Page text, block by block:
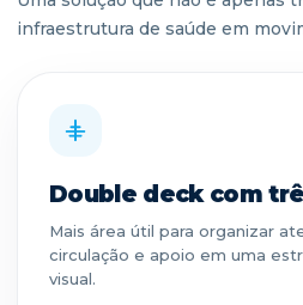
infraestrutura de saúde em
Double deck com
Mais área útil para organizar
circulação e apoio em uma
visual.